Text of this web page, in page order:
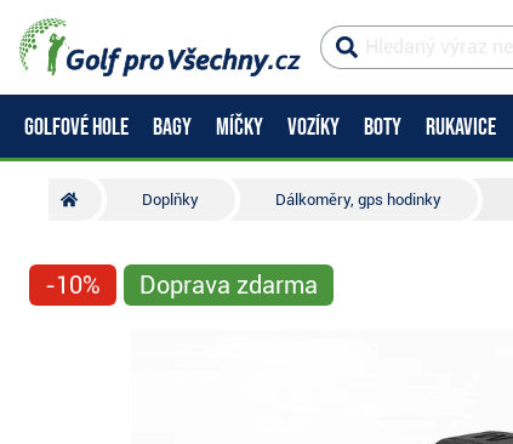
GOLFOVÉ HOLE BAGY MÍČKY VOZÍKY BOTY RUKAVICE
Doplňky Dálkoměry, gps hodinky
-10% Doprava zdarma